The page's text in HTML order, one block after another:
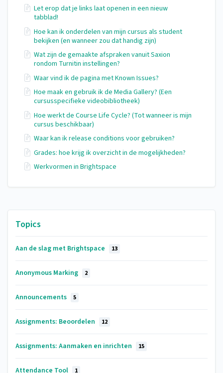
Topics
Aan de slag met Brightspace 13
Anonymous Marking 2
Announcements 5
Assignments: Beoordelen 12
Assignments: Aanmaken en inrichten 15
Attendance Tool 1
Let erop dat je links laat openen in een nieuw
tabblad!
Hoe kan ik onderdelen van mijn cursus als student
bekijken (en wanneer zou dat handig zijn)
Wat zijn de gemaakte afspraken vanuit Saxion
rondom Turnitin instellingen?
Waar vind ik de pagina met Known Issues?
Hoe maak en gebruik ik de Media Gallery? (Een
cursusspecifieke videobibliotheek)
Hoe werkt de Course Life Cycle? (Tot wanneer is mijn
cursus beschikbaar)
Waar kan ik release conditions voor gebruiken?
Grades: hoe krijg ik overzicht in de mogelijkheden?
Werkvormen in Brightspace